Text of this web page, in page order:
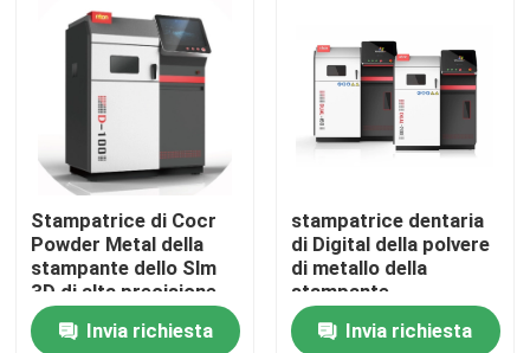
Prodotti
Chi siamo
Fatory Tour
Controllo di qualità
Contattaci
Stampatrice di Cocr
Powder Metal della
stampante dello Slm
3D di alta precisione
Invia richiesta
stampatrice dentaria
di Digital della polvere
di metallo della
stampante
14000mm/S di
1.064μM Jewelry 3D
Invia richiesta